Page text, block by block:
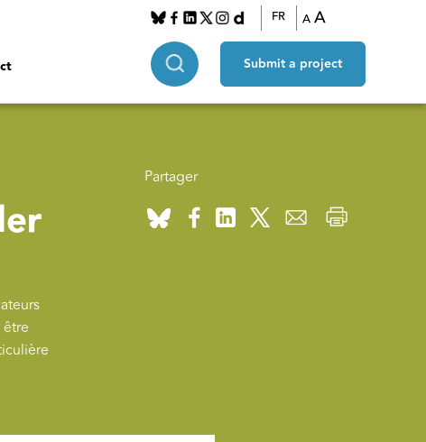
FR A A
Submit a project
Partager